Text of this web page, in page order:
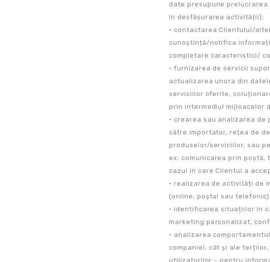
date presupune
în desfășurarea activității);
• contactarea Clientului/
cunoștință/notifica
completare caracteristici/
• furnizarea de servicii
actualizarea unora din
serviciilor oferite,
prin intermediul mijloacelor
• crearea sau analizarea
către importator, rețea de
produselor/serviciilor, sau
ex: comunicarea prin poștă,
cazul in care Clientul a
• realizarea de activități de
(online, poștal sau telefonic);
• identificarea situațiilor în
marketing personalizat,
• analizarea
companiei, cât și ale
utilizatorilor – pentru